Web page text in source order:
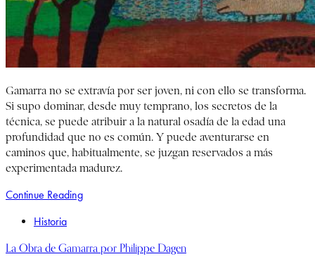
Gamarra no se extravía por ser joven, ni con ello se transforma.
Si supo dominar, desde muy temprano, los secretos de la
técnica, se puede atribuir a la natural osadía de la edad una
profundidad que no es común. Y puede aventurarse en
caminos que, habitualmente, se juzgan reservados a más
experimentada madurez.
Continue Reading
Historia
La Obra de Gamarra por Philippe Dagen